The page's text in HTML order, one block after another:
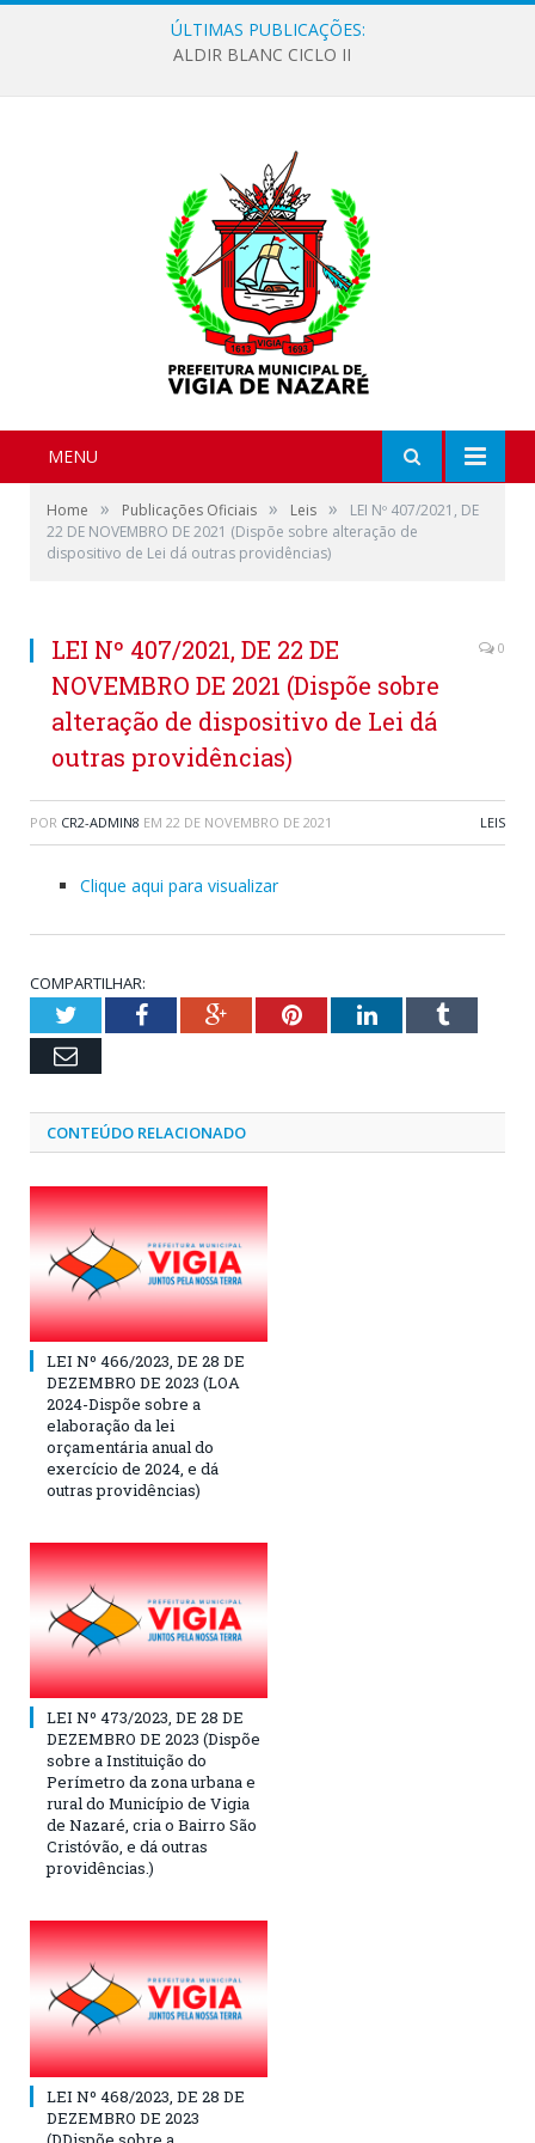
ÚLTIMAS PUBLICAÇÕES:
ALDIR BLANC CICLO II
MENU
Home » Publicações Oficiais » Leis »
LEI Nº 407/2021, DE
22 DE NOVEMBRO DE 2021 (Dispõe sobre alteração de
dispositivo de Lei dá outras providências)
LEI Nº 407/2021, DE 22 DE
NOVEMBRO DE 2021 (Dispõe sobre
alteração de dispositivo de Lei dá
outras providências)
0
POR CR2-ADMIN8 EM 22 DE NOVEMBRO DE 2021 LEIS
Clique aqui para visualizar
COMPARTILHAR:
TwitterFacebookGoogle+PinterestLinkedInTumblr
Email
CONTEÚDO RELACIONADO
LEI Nº 466/2023, DE 28 DE
DEZEMBRO DE 2023 (LOA
2024-Dispõe sobre a
elaboração da lei
orçamentária anual do
exercício de 2024, e dá
outras providências)
LEI Nº 473/2023, DE 28 DE
DEZEMBRO DE 2023 (Dispõe
sobre a Instituição do
Perímetro da zona urbana e
rural do Município de Vigia
de Nazaré, cria o Bairro São
Cristóvão, e dá outras
providências.)
LEI Nº 468/2023, DE 28 DE
DEZEMBRO DE 2023